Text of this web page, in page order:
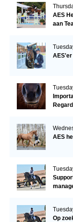
AES
aan
AES'er
AES
Op